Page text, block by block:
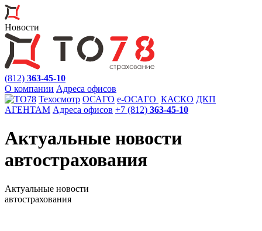
Новости
(812) 363-45-10
О компании Адреса офисов
Техосмотр ОСАГО e-ОСАГО КАСКО ДКП
АГЕНТАМ Адреса офисов +7 (812) 363-45-10
Актуальные новости
автострахования
Актуальные новости
автострахования